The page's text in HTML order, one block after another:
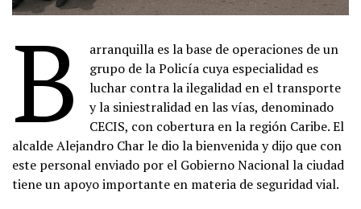
B
arranquilla es la base de operaciones de un
grupo de la Policía cuya especialidad es
luchar contra la ilegalidad en el transporte
y la siniestralidad en las vías, denominado
CECIS, con cobertura en la región Caribe. El
alcalde Alejandro Char le dio la bienvenida y dijo que con
este personal enviado por el Gobierno Nacional la ciudad
tiene un apoyo importante en materia de seguridad vial.